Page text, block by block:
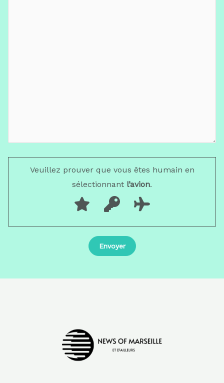
Veuillez prouver que vous êtes humain en
sélectionnant l’avion.